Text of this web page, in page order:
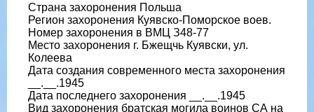
Страна захоронения Польша
Регион захоронения Куявско-Поморское воев.
Номер захоронения в ВМЦ З48-77
Место захоронения г. Бжещчь Куявски, ул.
Колеева
Дата создания современного места захоронения
__.__.1945
Дата последнего захоронения __.__.1945
Вид захоронения братская могила воинов СА на